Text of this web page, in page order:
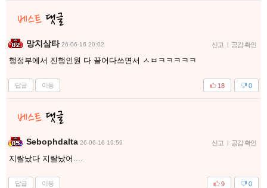
망치삼타 26-06-16 20:02 신고 | 공감 확인
행정부에서 진행인원 다 끌어다쓰면서 ㅅㅂㅋㅋㅋㅋㅋ
답글 이동 0
18
Sebophdalta 26-06-16 19:59 신고 | 공감 확인
지랄났다 지랄났어....
답글 이동 0
9